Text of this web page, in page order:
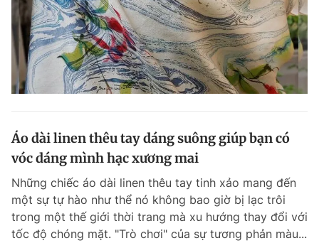
Áo dài linen thêu tay dáng suông giúp bạn có
vóc dáng mình hạc xương mai
Những chiếc áo dài linen thêu tay tinh xảo mang đến
một sự tự hào như thể nó không bao giờ bị lạc trôi
trong một thế giới thời trang mà xu hướng thay đổi với
tốc độ chóng mặt. "Trò chơi" của sự tương phản màu...